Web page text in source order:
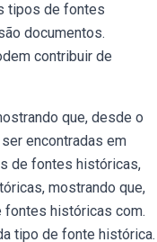
tipos de fontes
documentos.
contribuir de
que, desde o
encontradas em
de fontes históricas,
mostrando que,
fontes históricas com.
tipo de fonte histórica.